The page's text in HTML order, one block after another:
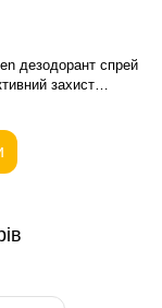
дезодорант спрей
захист
на чорному та